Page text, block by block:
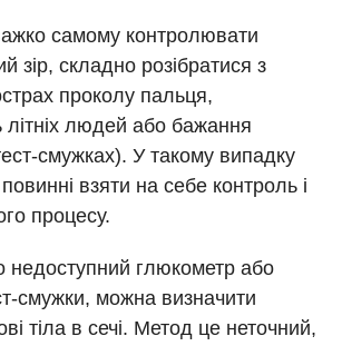
самому контролювати
зір, складно розібратися з
проколу пальця,
літніх людей або бажання
смужках). У такому випадку
повинні взяти на себе контроль і
процесу.
недоступний глюкометр або
смужки, можна визначити
тіла в сечі. Метод це неточний,